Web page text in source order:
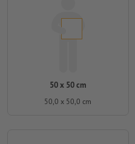
50 x 50 cm
50,0 x 50,0 cm